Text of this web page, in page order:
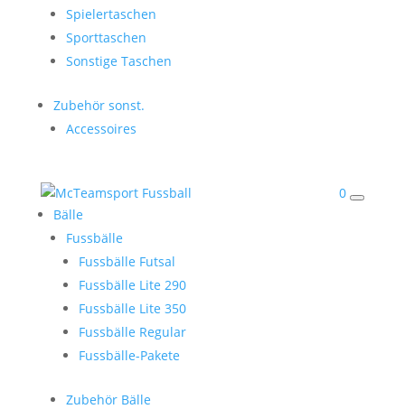
Spielertaschen
Sporttaschen
Sonstige Taschen
Zubehör sonst.
Accessoires
0
Bälle
Fussbälle
Fussbälle Futsal
Fussbälle Lite 290
Fussbälle Lite 350
Fussbälle Regular
Fussbälle-Pakete
Zubehör Bälle